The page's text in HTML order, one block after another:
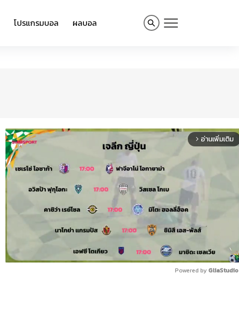
โปรแกรมบอล ผลบอล
arrow_forward_ios อ่านเพิ่มเติม
Powered by